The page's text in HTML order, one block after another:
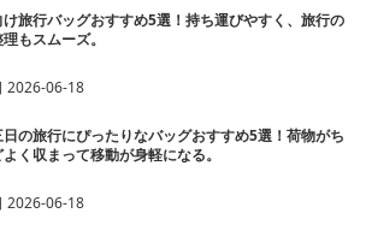
け旅行バッグおすすめ5選！持ち運びやすく、旅行の
もスムーズ。
2026-06-18
日の旅行にぴったりなバッグおすすめ5選！荷物がち
よく収まって移動が身軽になる。
2026-06-18